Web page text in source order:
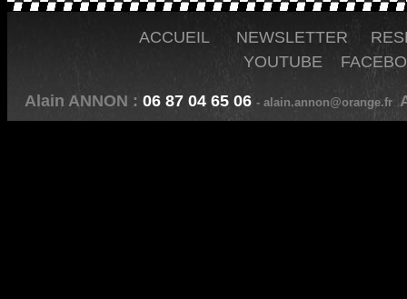
ACCUEIL NEWSLETTER
YOUTUBE
Alain ANNON : 06 87 04 65 06 - alain.annon@orange.fr